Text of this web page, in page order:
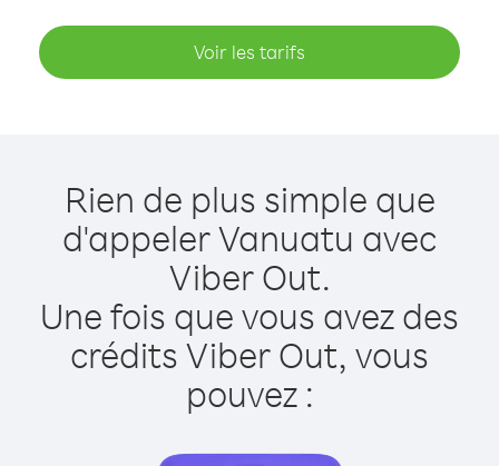
Voir les tarifs
Rien de plus simple que
d'appeler Vanuatu avec
Viber Out.
Une fois que vous avez des
crédits Viber Out, vous
pouvez :